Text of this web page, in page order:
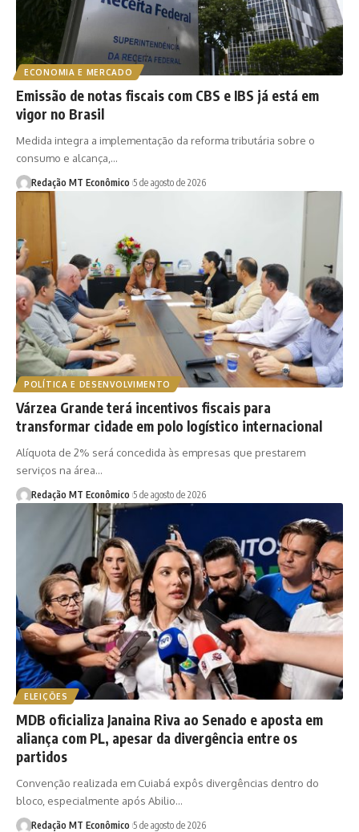
ECONOMIA E MERCADO
Emissão de notas fiscais com CBS e IBS já está em
vigor no Brasil
Medida integra a implementação da reforma tributária sobre o
consumo e alcança,…
Redação MT Econômico 5 de agosto de 2026
POLÍTICA E DESENVOLVIMENTO
Várzea Grande terá incentivos fiscais para
transformar cidade em polo logístico internacional
Alíquota de 2% será concedida às empresas que prestarem
serviços na área…
Redação MT Econômico 5 de agosto de 2026
ELEIÇÕES
MDB oficializa Janaina Riva ao Senado e aposta em
aliança com PL, apesar da divergência entre os
partidos
Convenção realizada em Cuiabá expôs divergências dentro do
bloco, especialmente após Abilio…
Redação MT Econômico 5 de agosto de 2026